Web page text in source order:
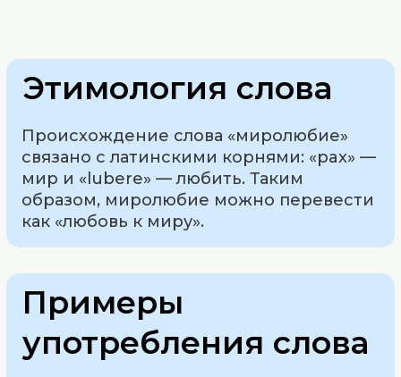
Этимология слова
Происхождение слова «миролюбие»
связано с латинскими корнями: «pax» —
мир и «lubere» — любить. Таким
образом, миролюбие можно перевести
как «любовь к миру».
Примеры
употребления слова